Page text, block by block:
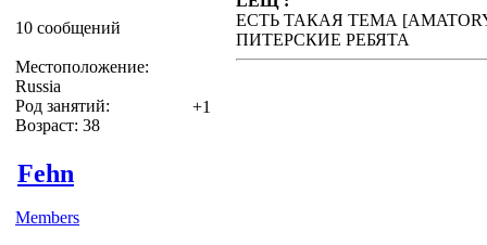
10 сообщений
Местоположение:
Russia
Род занятий:
Возраст: 38
ЕСТЬ ТАКАЯ ТЕМА
ПИТЕРСКИЕ РЕБЯТА
+1
Fehn
Members